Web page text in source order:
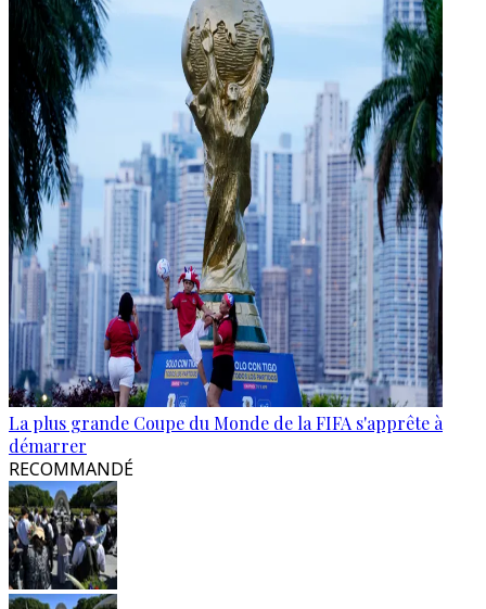
La plus grande Coupe du Monde de la FIFA s'apprête à
démarrer
RECOMMANDÉ